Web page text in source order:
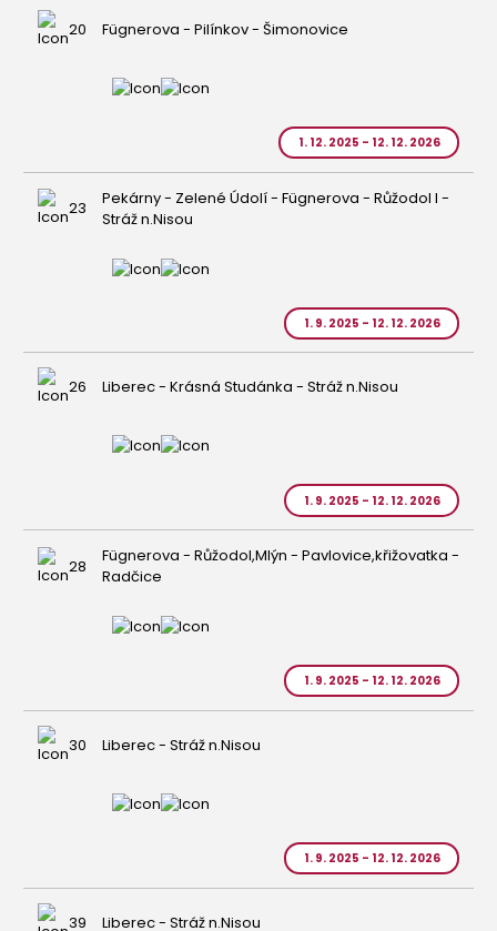
20 Fügnerova - Pilínkov - Šimonovice
1. 12. 2025 - 12. 12. 2026
23
Pekárny - Zelené Údolí - Fügnerova - Růžodol I -
Stráž n.Nisou
1. 9. 2025 - 12. 12. 2026
26 Liberec - Krásná Studánka - Stráž n.Nisou
1. 9. 2025 - 12. 12. 2026
28
Fügnerova - Růžodol,Mlýn - Pavlovice,křižovatka -
Radčice
1. 9. 2025 - 12. 12. 2026
30 Liberec - Stráž n.Nisou
1. 9. 2025 - 12. 12. 2026
39 Liberec - Stráž n.Nisou